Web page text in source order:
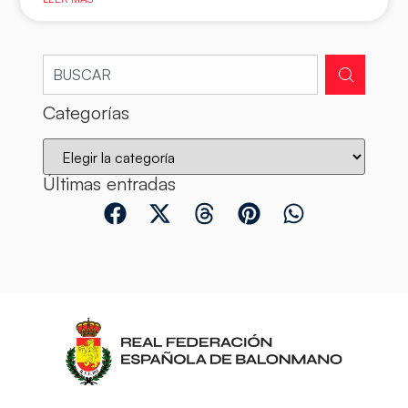
Categorías
Últimas entradas